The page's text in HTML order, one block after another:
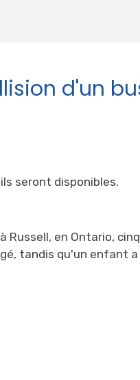
d'un
seront disponibles.
Russell, en Ontario,
tandis qu'un enfant